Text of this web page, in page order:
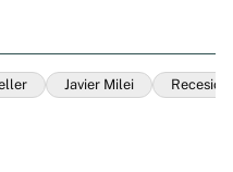
Javier Milei Recesión